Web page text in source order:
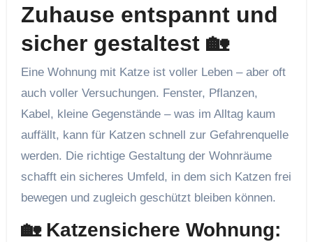
Zuhause entspannt und
sicher gestaltest 🏡
Eine Wohnung mit Katze ist voller Leben – aber oft
auch voller Versuchungen. Fenster, Pflanzen,
Kabel, kleine Gegenstände – was im Alltag kaum
auffällt, kann für Katzen schnell zur Gefahrenquelle
werden. Die richtige Gestaltung der Wohnräume
schafft ein sicheres Umfeld, in dem sich Katzen frei
bewegen und zugleich geschützt bleiben können.
🏡 Katzensichere Wohnung: